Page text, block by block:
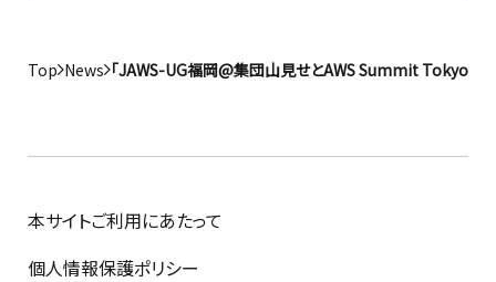
Top News 「JAWS-UG福岡@集団山見せとAWS Summit Tokyo振
本サイトご利用にあたって
個人情報保護ポリシー